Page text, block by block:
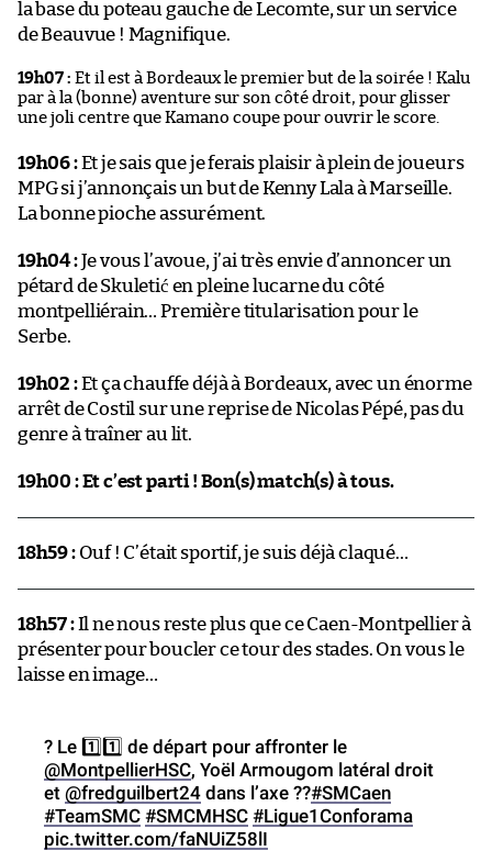
la base du poteau gauche de Lecomte, sur un service
de Beauvue ! Magnifique.
19h07 : Et il est à Bordeaux le premier but de la soirée ! Kalu
par à la (bonne) aventure sur son côté droit, pour glisser
une joli centre que Kamano coupe pour ouvrir le score.
19h06 :Et je sais que je ferais plaisir à plein de joueurs
MPG si j’annonçais un but de Kenny Lala à Marseille.
La bonne pioche assurément.
19h04 :Je vous l’avoue, j’ai très envie d’annoncer un
pétard de Skuletić en pleine lucarne du côté
montpelliérain… Première titularisation pour le
Serbe.
19h02 :Et ça chauffe déjà à Bordeaux, avec un énorme
arrêt de Costil sur une reprise de Nicolas Pépé, pas du
genre à traîner au lit.
19h00 :Et c’est parti ! Bon(s) match(s) à tous.
18h59 :Ouf ! C’était sportif, je suis déjà claqué…
18h57 :Il ne nous reste plus que ce Caen-Montpellier à
présenter pour boucler ce tour des stades. On vous le
laisse en image…
? Le 1️⃣1️⃣ de départ pour affronter le
@MontpellierHSC, Yoël Armougom latéral droit
et @fredguilbert24 dans l’axe ??#SMCaen
#TeamSMC #SMCMHSC #Ligue1Conforama
pic.twitter.com/faNUiZ58lI